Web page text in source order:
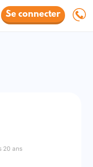
Se connecter
20 ans